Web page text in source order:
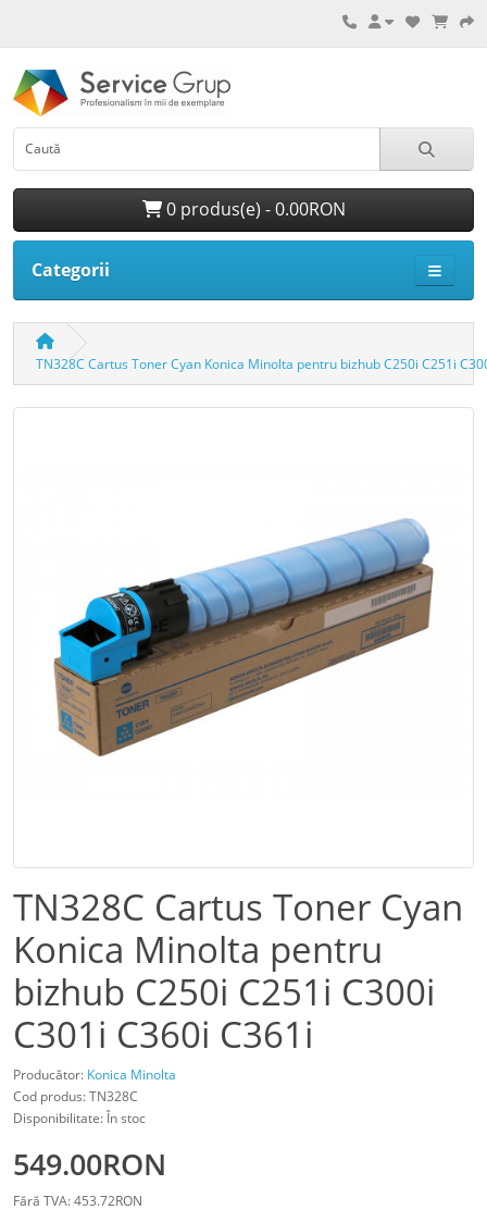
0 produs(e) - 0.00RON
Categorii
TN328C Cartus Toner Cyan Konica Minolta pentru bizhub C250i C251i
TN328C Cartus Toner Cyan
Konica Minolta pentru
bizhub C250i C251i C300i
C301i C360i C361i
Producător: Konica Minolta
Cod produs: TN328C
Disponibilitate: În stoc
549.00RON
Fără TVA: 453.72RON